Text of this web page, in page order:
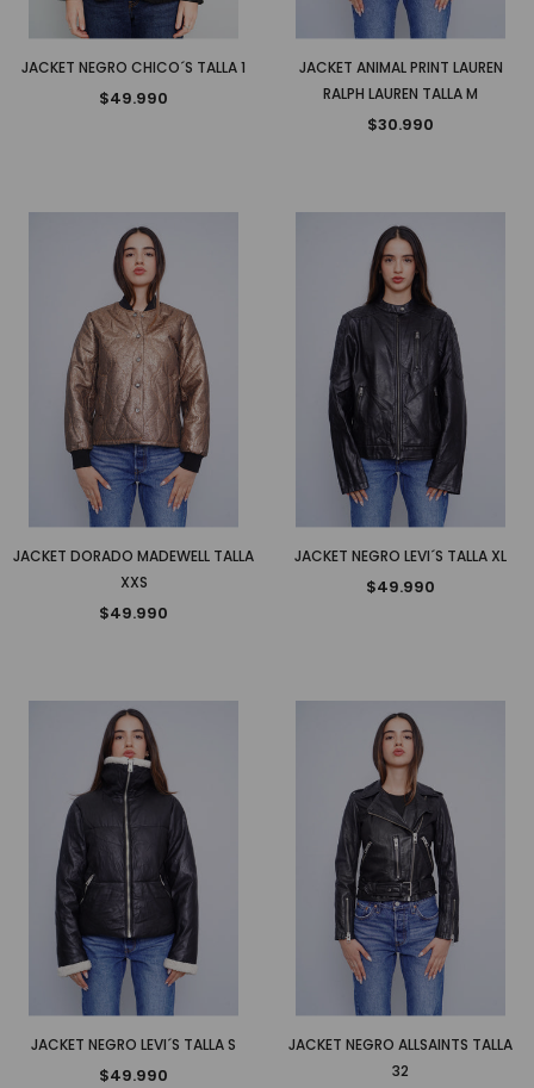
JACKET NEGRO CHICO´S TALLA 1
$49.990
JACKET ANIMAL PRINT LAUREN
RALPH LAUREN TALLA M
$30.990
JACKET DORADO MADEWELL TALLA
XXS
$49.990
JACKET NEGRO LEVI´S TALLA XL
$49.990
JACKET NEGRO LEVI´S TALLA S
$49.990
JACKET NEGRO ALLSAINTS TALLA
32